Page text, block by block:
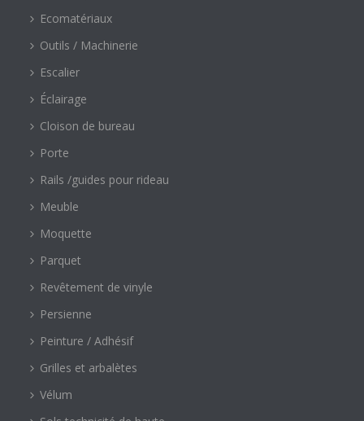
Ecomatériaux
Outils / Machinerie
Escalier
Éclairage
Cloison de bureau
Porte
Rails /guides pour rideau
Meuble
Moquette
Parquet
Revêtement de vinyle
Persienne
Peinture / Adhésif
Grilles et arbalètes
Vélum